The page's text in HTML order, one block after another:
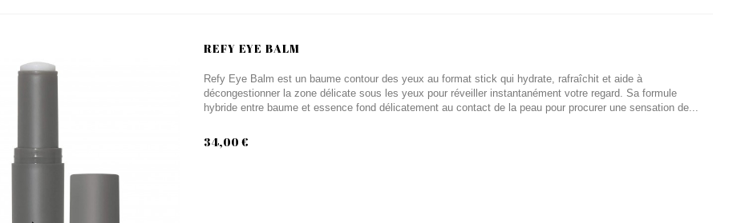
REFY EYE BALM
Refy Eye Balm est un baume contour des yeux au format stick qui hydrate, rafraîchit et aide à
décongestionner la zone délicate sous les yeux pour réveiller instantanément votre regard. Sa formule
hybride entre baume et essence fond délicatement au contact de la peau pour procurer une sensation de...
34,00 €